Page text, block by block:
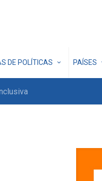
DE POLÍTICAS PAÍSES